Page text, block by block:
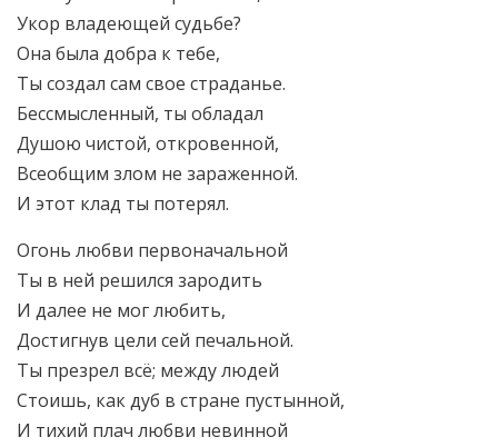
Укор владеющей судьбе?
Она была добра к тебе,
Ты создал сам свое страданье.
Бессмысленный, ты обладал
Душою чистой, откровенной,
Всеобщим злом не зараженной.
И этот клад ты потерял.
Огонь любви первоначальной
Ты в ней решился зародить
И далее не мог любить,
Достигнув цели сей печальной.
Ты презрел всё; между людей
Стоишь, как дуб в стране пустынной,
И тихий плач любви невинной